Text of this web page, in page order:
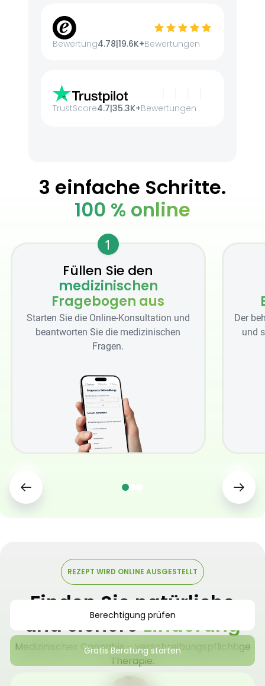
Bewertung4.78|19.6K+Bewertungen
TrustScore4.7|35.3K+Bewertungen
3 einfache Schritte.
100 % online
1
Füllen Sie den
medizinischen
Fragebogen aus
Starten Sie die Online-Konsultation und
beantworten Sie die medizinischen
Fragen.
Der
und
REZEPT WIRD ONLINE AUSGESTELLT
Finden Sie natürliche
und sichereLinderung
Medizinisches Cannabis – verschreibungspflichtige
Therapie.
Berechtigung prüfen
Gratis Beratung starten